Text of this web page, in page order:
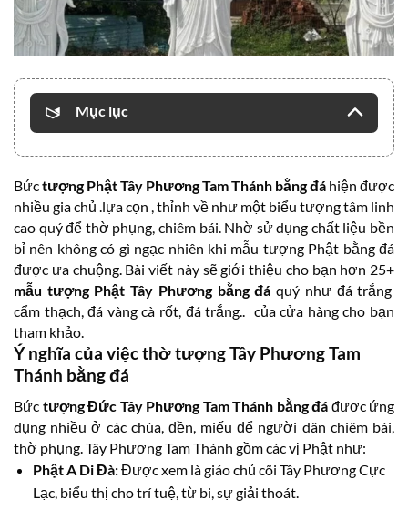
Mục lục
Bứctượng Phật Tây Phương Tam Thánh bằng đá hiện được
nhiều gia chủ .lựa cọn , thỉnh về như một biểu tượng tâm linh
cao quý để thờ phụng, chiêm bái. Nhờ sử dụng chất liệu bền
bỉ nên không có gì ngạc nhiên khi mẫu tượng Phật bằng đá
được ưa chuộng. Bài viết này sẽ giới thiệu cho bạn hơn 25+
mẫu tượng Phật Tây Phương bằng đá quý như đá trắng
cẩm thạch, đá vàng cà rốt, đá trắng.. của cửa hàng cho bạn
tham khảo.
Ý nghĩa của việc thờ tượng Tây Phương Tam
Thánh bằng đá
Bức tượng Đức Tây Phương Tam Thánh bằng đá đươc ứng
dụng nhiều ở các chùa, đền, miếu để người dân chiêm bái,
thờ phụng. Tây Phương Tam Thánh gồm các vị Phật như:
Phật A Di Đà:Được xem là giáo chủ cõi Tây Phương Cực
Lạc, biểu thị cho trí tuệ, từ bi, sự giải thoát.